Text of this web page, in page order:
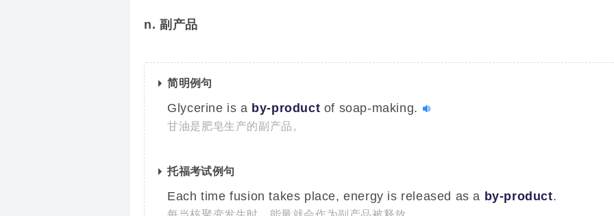
n. 副产品
简明例句
Glycerine is a by-product of soap-making.
甘油是肥皂生产的副产品。
托福考试例句
Each time fusion takes place, energy is released as a by-product.